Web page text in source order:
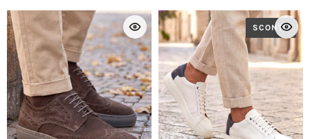
SCONTO